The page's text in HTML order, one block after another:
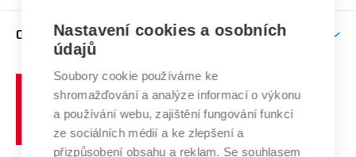
E-přihláška
Závěrečné práce
Doktorské studium
Studium bez bariér
Podpora podnikání
Mezinárodní vědecká rada
Systém zajišťování kvality výzkumu
Výzkumné infrastruktury
Transfer znalostí
Open Science
Zahraniční spolupráce
Spolupráce se školami
Služby univerzity
Mezinárodní dohody
O UNIVERZITĚ
Profil univerzity
Udržitelná univerzita
Podnikavá univerzita / ContriBUTe
Bezpečná univerzita
učení
technické
Nastavení cookies a osobních
údajů
Soubory cookie používáme ke
shromažďování a analýze informací o výkonu
a používání webu, zajištění fungování funkcí
ze sociálních médií a ke zlepšení a
přizpůsobení obsahu a reklam. Se souhlasem